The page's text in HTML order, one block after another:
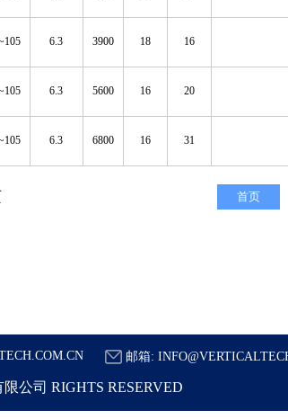
6.3 3900 18 16
6.3 5600 16 20
6.3 6800 16 31
首页
邮箱:
公司 RIGHTS RESERVED